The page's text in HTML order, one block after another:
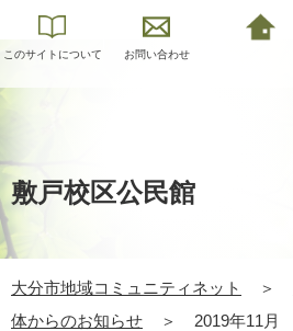
このサイトについて お問い合わせ
敷戸校区公民館
大分市地域コミュニティネット ＞
体からのお知らせ
＞ 2019年11月